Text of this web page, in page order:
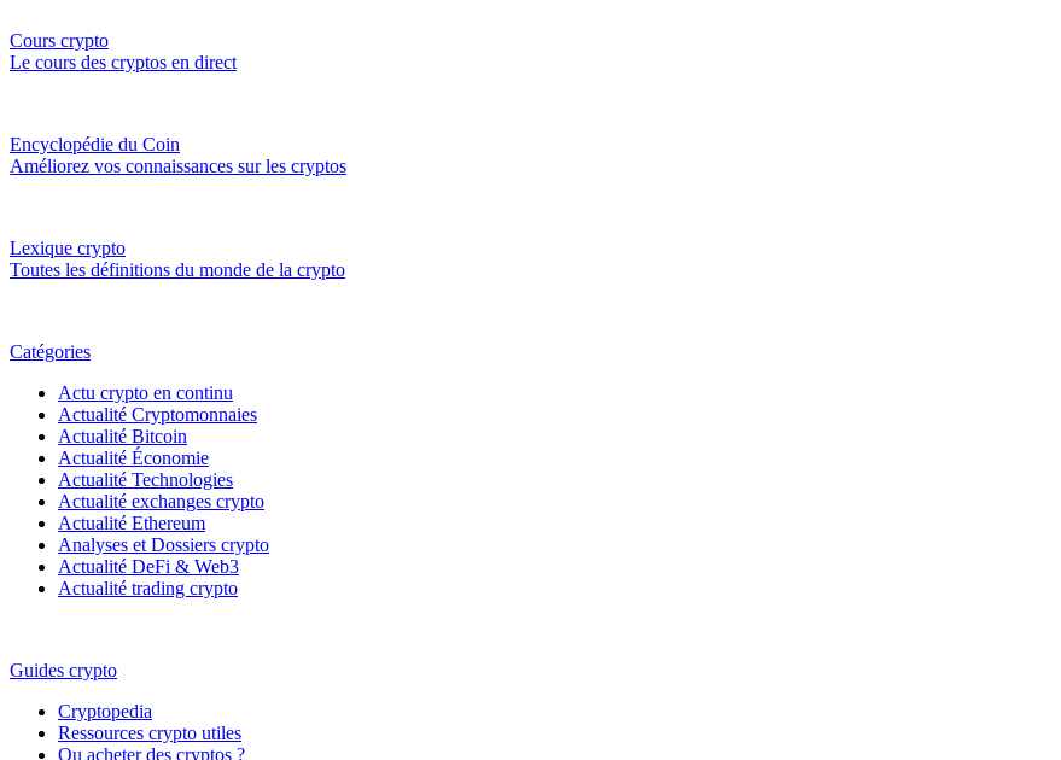
Cours crypto
Le cours des cryptos en direct
Encyclopédie du Coin
Améliorez vos connaissances sur les cryptos
Lexique crypto
Toutes les définitions du monde de la crypto
Catégories
Actu crypto en continu
Actualité Cryptomonnaies
Actualité Bitcoin
Actualité Économie
Actualité Technologies
Actualité exchanges crypto
Actualité Ethereum
Analyses et Dossiers crypto
Actualité DeFi & Web3
Actualité trading crypto
Guides crypto
Cryptopedia
Ressources crypto utiles
Ou acheter des cryptos ?